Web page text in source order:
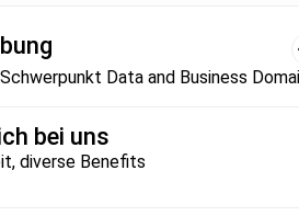
Data and Business
bei uns
diverse Benefits